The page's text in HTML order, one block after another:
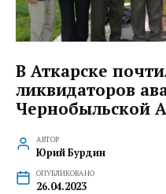
В Аткарске
ликвидаторов
Чернобыльской
АВТОР
Юрий Бурдин
ОПУБЛИКОВАНО
26.04.2023